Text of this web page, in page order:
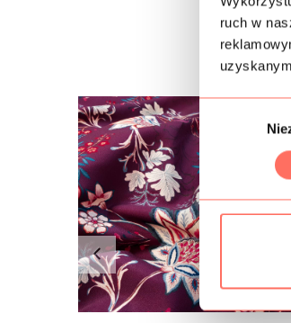
ruch w
y
b
ó
r
z
g
o
d
y